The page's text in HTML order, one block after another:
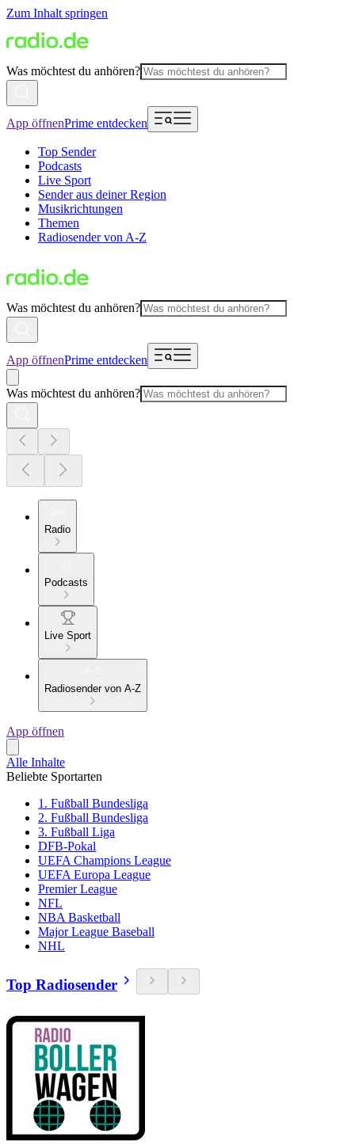
Zum Inhalt springen
Was möchtest du anhören?
App öffnenPrime entdecken
Top Sender
Podcasts
Live Sport
Sender aus deiner Region
Musikrichtungen
Themen
Radiosender von A-Z
Was möchtest du anhören?
App öffnenPrime entdecken
Was möchtest du anhören?
Radio
Podcasts
Live Sport
Radiosender von A-Z
App öffnen
Alle Inhalte
Beliebte Sportarten
1. Fußball Bundesliga
2. Fußball Bundesliga
3. Fußball Liga
DFB-Pokal
UEFA Champions League
UEFA Europa League
Premier League
NFL
NBA Basketball
Major League Baseball
NHL
Top Radiosender